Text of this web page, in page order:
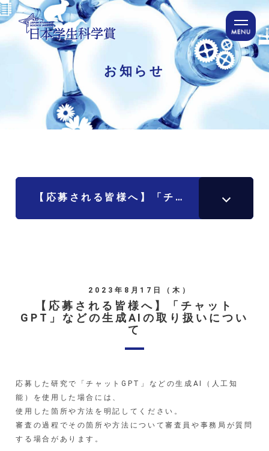
MENU
応募フォーム
日本学生科学賞とは
後輩へエール
応募方法
スケジュール
お知らせ
2023年8月17日（木）
【応募される皆様へ】「チャット
GPT」などの生成AIの取り扱いについ
て
応募した研究で「チャットGPT」などの生成AI（人工知
能）を使用した場合には、
使用した箇所や方法を明記してください。
審査の過程でその箇所や方法について審査員や事務局が質問
する場合があります。